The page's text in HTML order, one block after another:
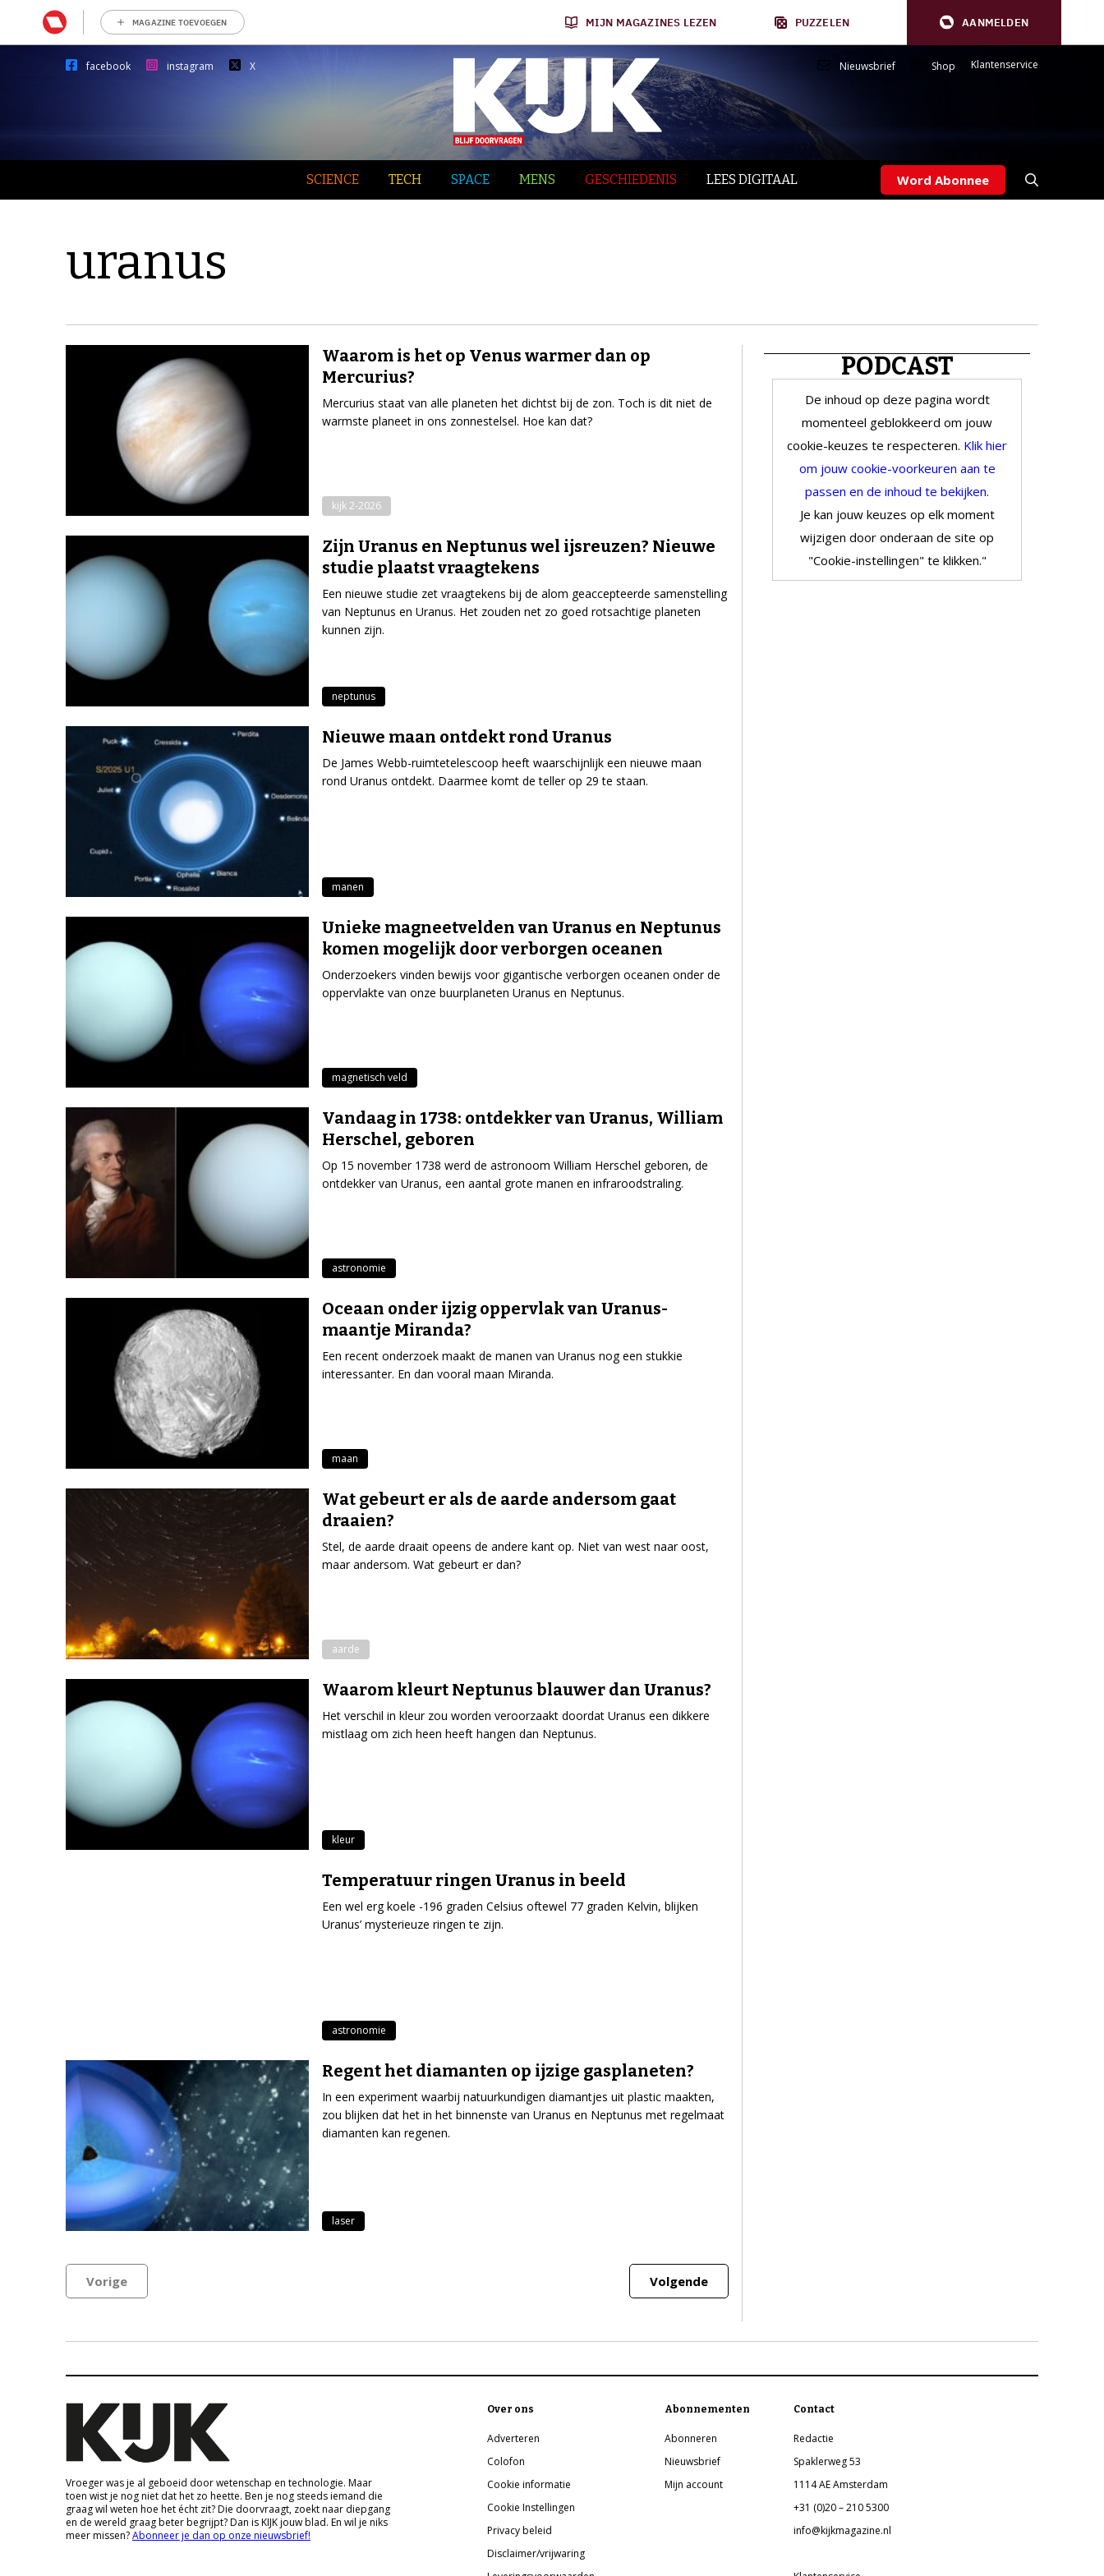
MAGAZINE TOEVOEGEN MIJN MAGAZINES LEZEN PUZZELEN AANMELDEN
facebook instagram X Nieuwsbrief Shop Klantenservice
SCIENCE TECH SPACE MENS GESCHIEDENIS LEES DIGITAAL Word Abonnee
uranus
Waarom is het op Venus warmer dan op
Mercurius?
Mercurius staat van alle planeten het dichtst bij de zon. Toch is dit niet de
warmste planeet in ons zonnestelsel. Hoe kan dat?
kijk 2-2026
Zijn Uranus en Neptunus wel ijsreuzen? Nieuwe
studie plaatst vraagtekens
Een nieuwe studie zet vraagtekens bij de alom geaccepteerde samenstelling
van Neptunus en Uranus. Het zouden net zo goed rotsachtige planeten
kunnen zijn.
neptunus
Nieuwe maan ontdekt rond Uranus
De James Webb-ruimtetelescoop heeft waarschijnlijk een nieuwe maan
rond Uranus ontdekt. Daarmee komt de teller op 29 te staan.
manen
Unieke magneetvelden van Uranus en Neptunus
komen mogelijk door verborgen oceanen
Onderzoekers vinden bewijs voor gigantische verborgen oceanen onder de
oppervlakte van onze buurplaneten Uranus en Neptunus.
magnetisch veld
Vandaag in 1738: ontdekker van Uranus, William
Herschel, geboren
Op 15 november 1738 werd de astronoom William Herschel geboren, de
ontdekker van Uranus, een aantal grote manen en infraroodstraling.
astronomie
Oceaan onder ijzig oppervlak van Uranus-
maantje Miranda?
Een recent onderzoek maakt de manen van Uranus nog een stukkie
interessanter. En dan vooral maan Miranda.
maan
Wat gebeurt er als de aarde andersom gaat
draaien?
Stel, de aarde draait opeens de andere kant op. Niet van west naar oost,
maar andersom. Wat gebeurt er dan?
aarde
Waarom kleurt Neptunus blauwer dan Uranus?
Het verschil in kleur zou worden veroorzaakt doordat Uranus een dikkere
mistlaag om zich heen heeft hangen dan Neptunus.
kleur
Temperatuur ringen Uranus in beeld
Een wel erg koele -196 graden Celsius oftewel 77 graden Kelvin, blijken
Uranus’ mysterieuze ringen te zijn.
astronomie
Regent het diamanten op ijzige gasplaneten?
In een experiment waarbij natuurkundigen diamantjes uit plastic maakten,
zou blijken dat het in het binnenste van Uranus en Neptunus met regelmaat
diamanten kan regenen.
laser
Vorige Volgende
PODCAST
De inhoud op deze pagina wordt
momenteel geblokkeerd om jouw
cookie-keuzes te respecteren. Klik hier
om jouw cookie-voorkeuren aan te
passen en de inhoud te bekijken.
Je kan jouw keuzes op elk moment
wijzigen door onderaan de site op
"Cookie-instellingen" te klikken."
Vroeger was je al geboeid door wetenschap en technologie. Maar
toen wist je nog niet dat het zo heette. Ben je nog steeds iemand die
graag wil weten hoe het écht zit? Die doorvraagt, zoekt naar diepgang
en de wereld graag beter begrijpt? Dan is KIJK jouw blad. En wil je niks
meer missen?Abonneer je dan op onze nieuwsbrief!
Over ons
Adverteren
Colofon
Cookie informatie
Cookie Instellingen
Privacy beleid
Disclaimer/vrijwaring
Abonnementen
Abonneren
Nieuwsbrief
Mijn account
Contact
Redactie
Spaklerweg 53
1114 AE Amsterdam
+31 (0)20 – 210 5300
info@kijkmagazine.nl